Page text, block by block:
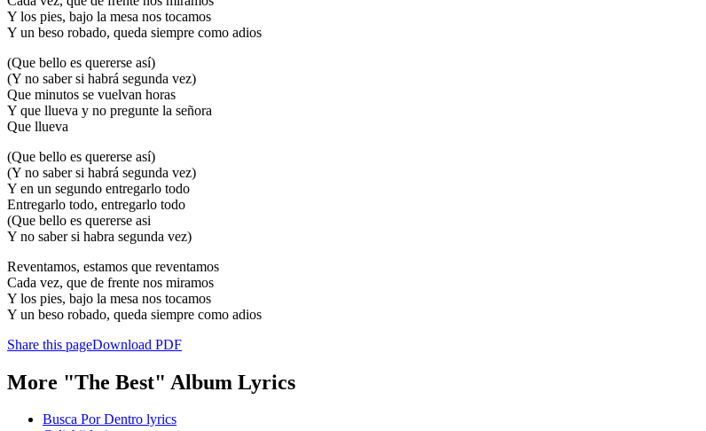
Y los pies, bajo la mesa nos tocamos
Y un beso robado, queda siempre como adios
(Que bello es quererse así)
(Y no saber si habrá segunda vez)
Que minutos se vuelvan horas
Y que llueva y no pregunte la señora
Que llueva
(Que bello es quererse así)
(Y no saber si habrá segunda vez)
Y en un segundo entregarlo todo
Entregarlo todo, entregarlo todo
(Que bello es quererse asi
Y no saber si habra segunda vez)
Reventamos, estamos que reventamos
Cada vez, que de frente nos miramos
Y los pies, bajo la mesa nos tocamos
Y un beso robado, queda siempre como adios
Share this pageDownload PDF
More "The Best" Album Lyrics
Busca Por Dentro lyrics